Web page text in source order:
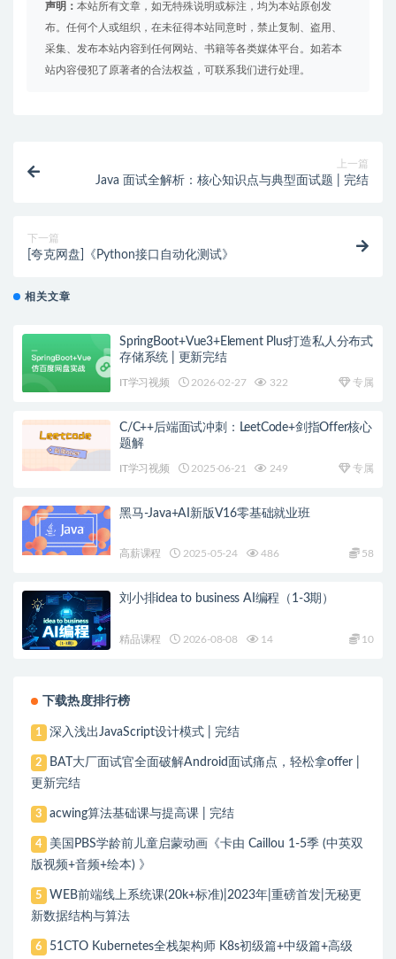
声明： 本站所有文章，如无特殊说明或标注，均为本站原创发
布。任何个人或组织，在未征得本站同意时，禁止复制、盗用、
采集、发布本站内容到任何网站、书籍等各类媒体平台。如若本
站内容侵犯了原著者的合法权益，可联系我们进行处理。
上一篇
Java 面试全解析：核心知识点与典型面试题 | 完结
下一篇
[夸克网盘]《Python接口自动化测试》
相关文章
SpringBoot+Vue3+Element Plus打造私人分布式
存储系统 | 更新完结
IT学习视频 2026-02-27 322 专属
C/C++后端面试冲刺：LeetCode+剑指Offer核心
题解
IT学习视频 2025-06-21 249 专属
黑马-Java+AI新版V16零基础就业班
高薪课程 2025-05-24 486 58
刘小排idea to business AI编程（1-3期）
精品课程 2026-08-08 14 10
下载热度排行榜
1 深入浅出JavaScript设计模式 | 完结
2
BAT大厂面试官全面破解Android面试痛点，轻松拿offer |
更新完结
3 acwing算法基础课与提高课 | 完结
4
美国PBS学龄前儿童启蒙动画《卡由 Caillou 1-5季 (中英双
版视频+音频+绘本) 》
5
WEB前端线上系统课(20k+标准)|2023年|重磅首发|无秘更
新数据结构与算法
6 51CTO Kubernetes全栈架构师 K8s初级篇+中级篇+高级